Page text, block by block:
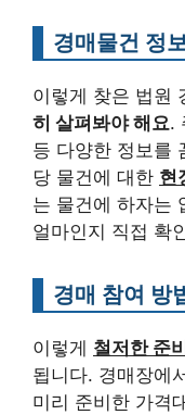
경매물건 정
이렇게 찾은 법원
히 살펴봐야 해요.
등 다양한 정보를
당 물건에 대한 현
는 물건에 하자는
얼마인지 직접 확
경매 참여 방
이렇게 철저한 준
됩니다. 경매장에
미리 준비한 가격